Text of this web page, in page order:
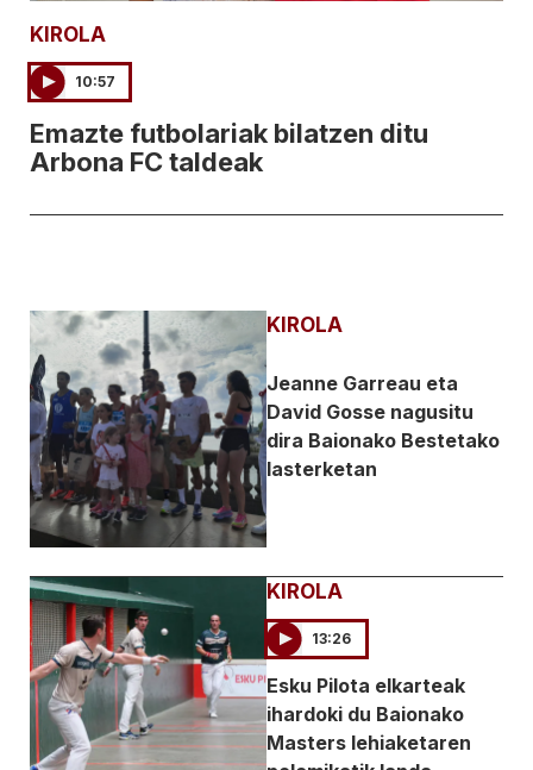
KIROLA
10:57
Emazte futbolariak bilatzen ditu
Arbona FC taldeak
KIROLA
Jeanne Garreau eta
David Gosse nagusitu
dira Baionako Bestetako
lasterketan
KIROLA
13:26
Esku Pilota elkarteak
ihardoki du Baionako
Masters lehiaketaren